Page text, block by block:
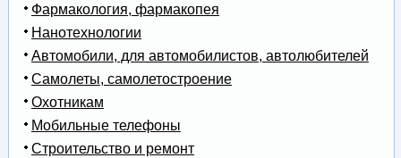
Фармакология, фармакопея
Нанотехнологии
Автомобили, для автомобилистов, автолюбителей
Самолеты, самолетостроение
Охотникам
Мобильные телефоны
Строительство и ремонт